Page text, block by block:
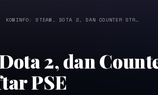
KOMINFO: STEAM, DOTA 2, DAN COUNTER STR…
2, dan
PSE